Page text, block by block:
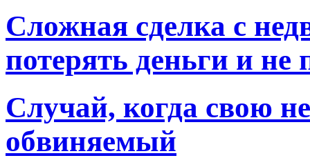
Сложная сделка с
потерять деньги и не
Случай, когда свою
обвиняемый